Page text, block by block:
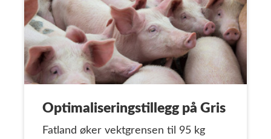
Optimaliseringstillegg på Gris
Fatland øker vektgrensen til 95 kg